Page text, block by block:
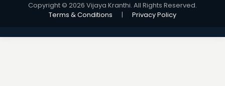
Copyright © 2026 Vijaya Kranthi. All Rights Reserved.
Terms & Conditions
| Privacy Policy